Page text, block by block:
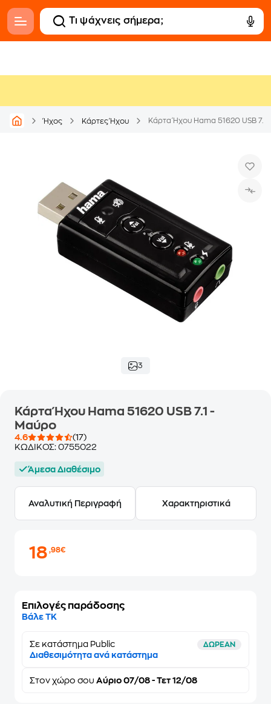
Ήχος Κάρτες Ήχου Κάρτα Ήχου Hama 51620 USB
3
Κάρτα Ήχου Hama 51620 USB 7.1 -
Μαύρο
4.6
(17)
ΚΩΔΙΚΟΣ: 0755022
Άμεσα Διαθέσιμο
Αναλυτική Περιγραφή Χαρακτηριστικά
18,98€
Επιλογές παράδοσης
Βάλε ΤΚ
Σε κατάστημα Public ΔΩΡΕΑΝ
Διαθεσιμότητα ανά κατάστημα
Στον χώρο σου Αύριο 07/08 - Τετ 12/08